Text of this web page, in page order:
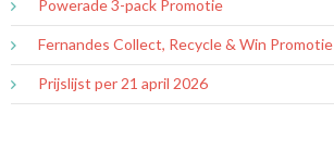
Powerade 3-pack Promotie
Fernandes Collect, Recycle & Win Promotie
Prijslijst per 21 april 2026